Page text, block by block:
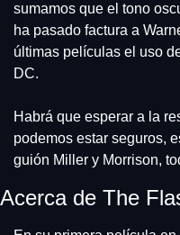
sumamos que el tono
ha pasado factura a
últimas películas el uso
DC.
Habrá que esperar a la
podemos estar seguros,
guión Miller y Morrison,
Acerca de The